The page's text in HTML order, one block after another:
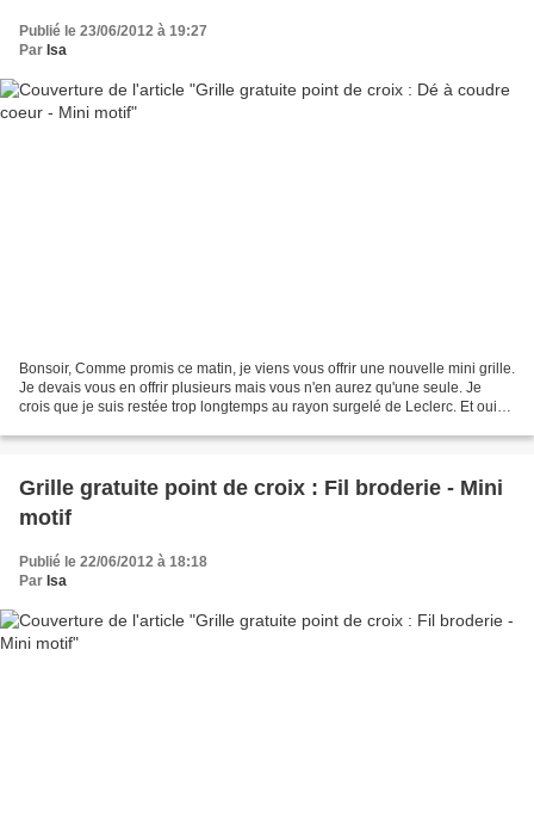
Publié le 23/06/2012 à 19:27
Par Isa
Bonsoir, Comme promis ce matin, je viens vous offrir une nouvelle mini grille.
Je devais vous en offrir plusieurs mais vous n'en aurez qu'une seule. Je
crois que je suis restée trop longtemps au rayon surgelé de Leclerc. Et oui
Grille gratuite point de croix : Fil broderie - Mini
motif
Publié le 22/06/2012 à 18:18
Par Isa